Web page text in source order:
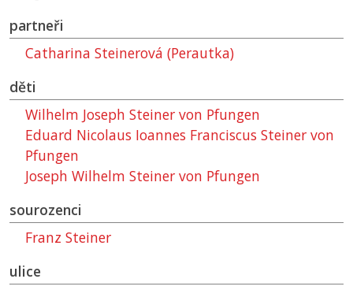
partneři
Catharina Steinerová (Perautka)
děti
Wilhelm Joseph Steiner von Pfungen
Eduard Nicolaus Ioannes Franciscus Steiner von
Pfungen
Joseph Wilhelm Steiner von Pfungen
sourozenci
Franz Steiner
ulice